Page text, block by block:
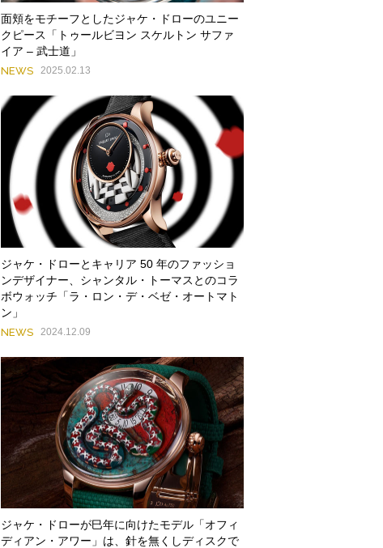
面頬をモチーフとしたジャケ・ドローのユニー
クピース「トゥールビヨン スケルトン サファ
イア – 武士道」
NEWS 2025.02.13
ジャケ・ドローとキャリア 50 年のファッショ
ンデザイナー、シャンタル・トーマスとのコラ
ボウォッチ「ラ・ロン・デ・ベゼ・オートマト
ン」
NEWS 2024.12.09
ジャケ・ドローが巳年に向けたモデル「オフィ
ディアン・アワー」は、針を無くしディスクで